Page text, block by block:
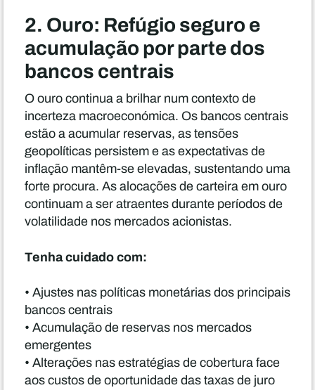
2. Ouro: Refúgio seguro e
acumulação por parte dos
bancos centrais
O ouro continua a brilhar num contexto de
incerteza macroeconómica. Os bancos centrais
estão a acumular reservas, as tensões
geopolíticas persistem e as expectativas de
inflação mantêm-se elevadas, sustentando uma
forte procura. As alocações de carteira em ouro
continuam a ser atraentes durante períodos de
volatilidade nos mercados acionistas.
Tenha cuidado com:
• Ajustes nas políticas monetárias dos principais
bancos centrais
• Acumulação de reservas nos mercados
emergentes
• Alterações nas estratégias de cobertura face
aos custos de oportunidade das taxas de juro